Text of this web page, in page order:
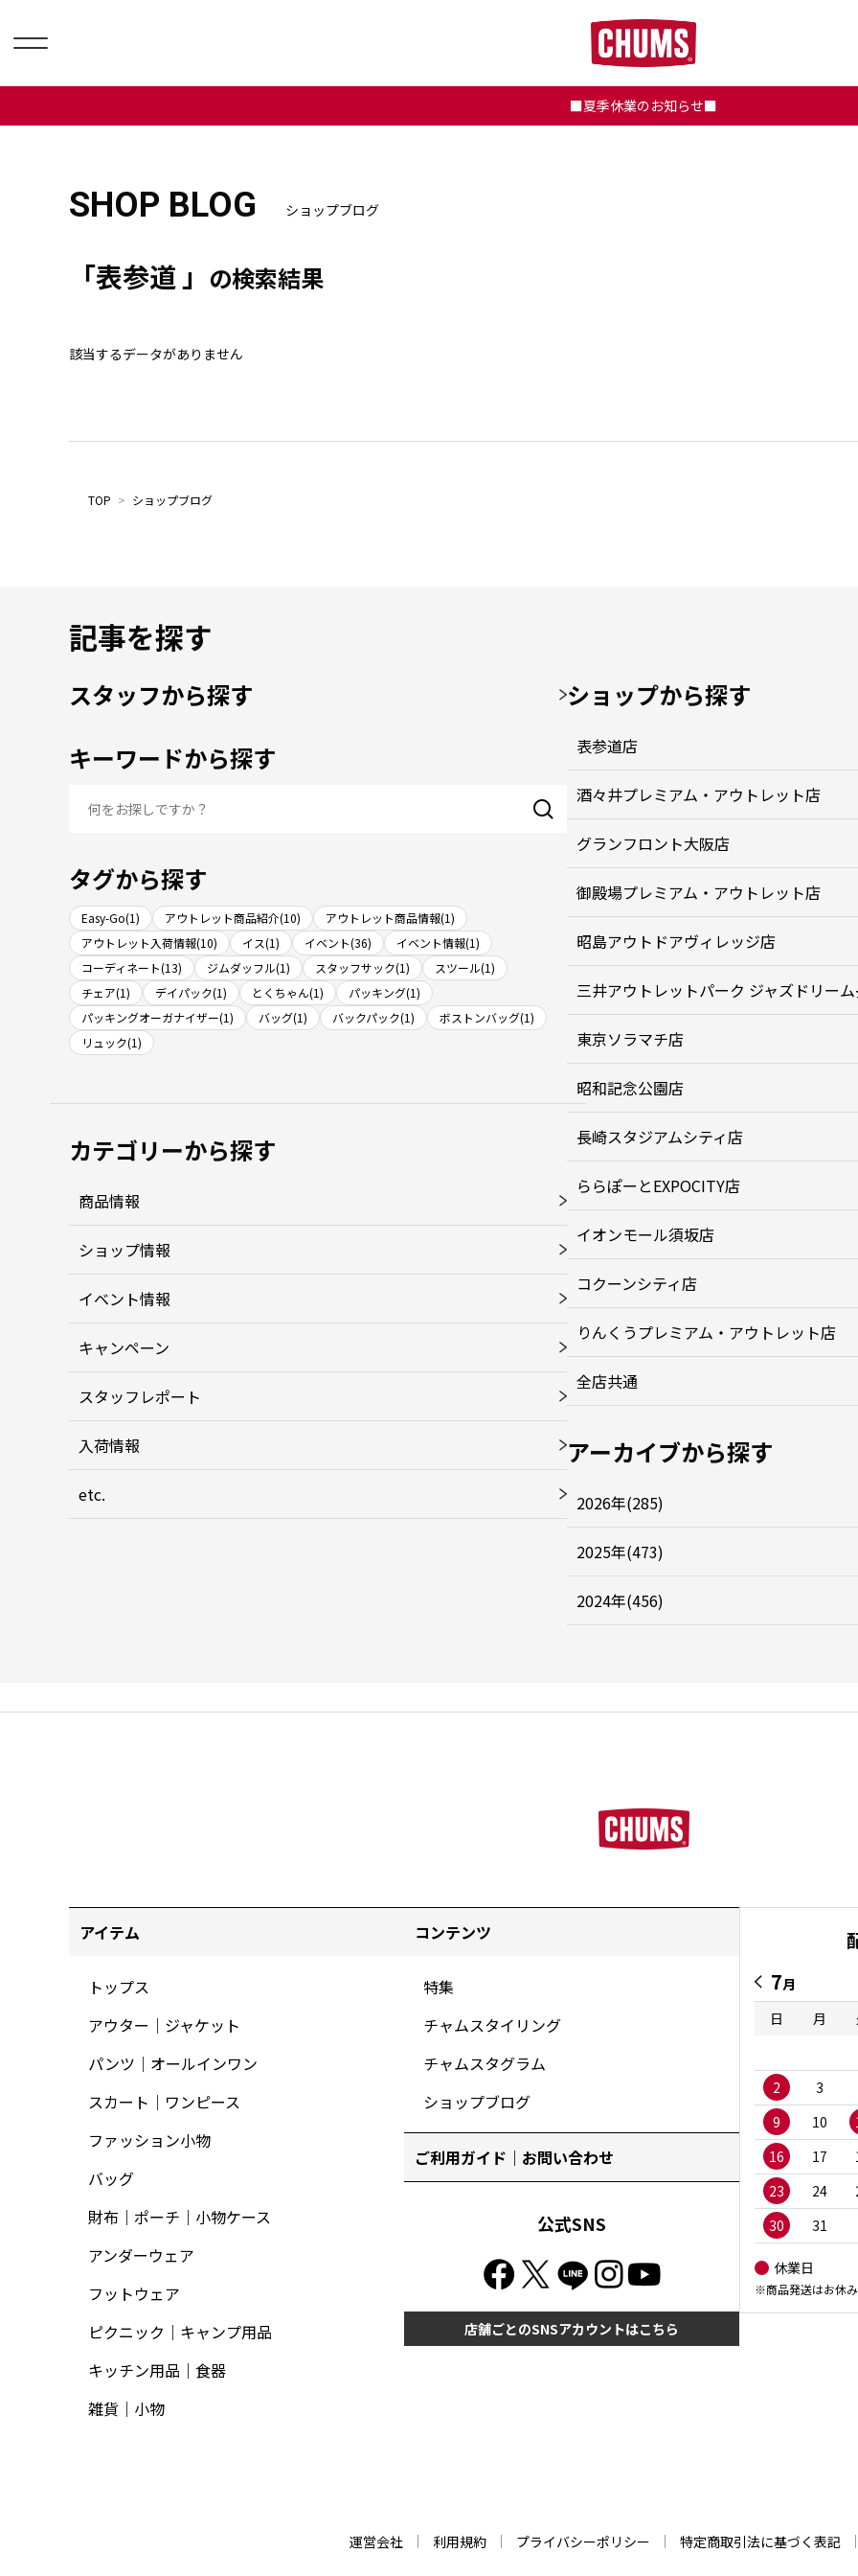
■夏季休業のお知らせ■
SHOP BLOG ショップブログ
「表参道 」 の検索結果
該当するデータがありません
TOP > ショップブログ
記事を探す
スタッフから探す
キーワードから探す
タグから探す
Easy-Go(1) アウトレット商品紹介(10)
アウトレット商品情報(1)
アウトレット入荷情報(10)
イス(1) イベント(36)
イベント情報(1)
コーディネート(13)
ジムダッフル(1) スタッフサック(1)
スツール(1)
チェア(1)
デイパック(1) とくちゃん(1)
パッキング(1)
パッキングオーガナイザー(1)
バッグ(1) バックパック(1)
ボストンバッグ(1)
リュック(1)
カテゴリーから探す
商品情報
ショップ情報
イベント情報
キャンペーン
スタッフレポート
入荷情報
etc.
ショップから探す
表参道店
酒々井プレミアム・アウトレット店
グランフロント大阪店
御殿場プレミアム・アウトレット店
昭島アウトドアヴィレッジ店
三井アウトレットパーク ジャズドリー
東京ソラマチ店
昭和記念公園店
長崎スタジアムシティ店
ららぽーとEXPOCITY店
イオンモール須坂店
コクーンシティ店
りんくうプレミアム・アウトレット店
全店共通
アーカイブから探す
2026年(285)
2025年(473)
2024年(456)
アイテム
トップス
アウター｜ジャケット
パンツ｜オールインワン
スカート｜ワンピース
ファッション小物
バッグ
財布｜ポーチ｜小物ケース
アンダーウェア
フットウェア
ピクニック｜キャンプ用品
キッチン用品｜食器
雑貨｜小物
コンテンツ
特集
チャムスタイリング
チャムスタグラム
ショップブログ
ご利用ガイド｜お問い合わせ
公式SNS
店舗ごとのSNSアカウントはこちら
7月
日
月
2
3
9
10
16
17
23
24
30
31
休業日
※商品発送はお休
運営会社 利用規約 プライバシーポリシー 特定商取引法に基づく表記